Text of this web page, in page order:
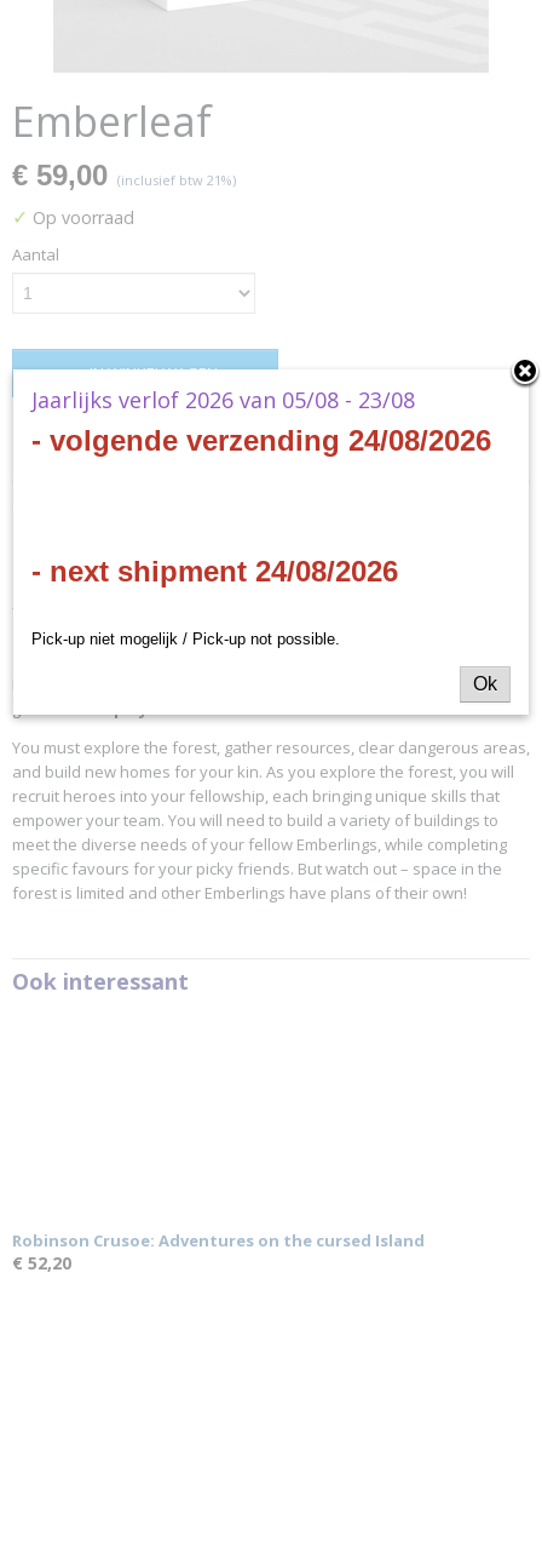
Emberleaf
€ 59,00 (inclusief btw 21%)
✓ Op voorraad
Aantal
IN WINKELWAGEN
Specificaties
5060716751059
Emberleaf
- EN
Emberleaf is a competitive card-dancing and engine-building board
You must explore the forest, gather resources, clear dangerous areas,
and build new homes for your kin. As you explore the forest, you will
recruit heroes into your fellowship, each bringing unique skills that
empower your team. You will need to build a variety of buildings to
meet the diverse needs of your fellow Emberlings, while completing
specific favours for your picky friends. But watch out – space in the
forest is limited and other Emberlings have plans of their own!
Ook interessant
Robinson Crusoe: Adventures on the cursed Island
€ 52,20
Jaarlijks verlof 2026 van 05/08 - 23/08
- volgende verzending 24/08/2026
- next shipment 24/08/2026
Pick-up niet mogelijk / Pick-up not possible.
Ok